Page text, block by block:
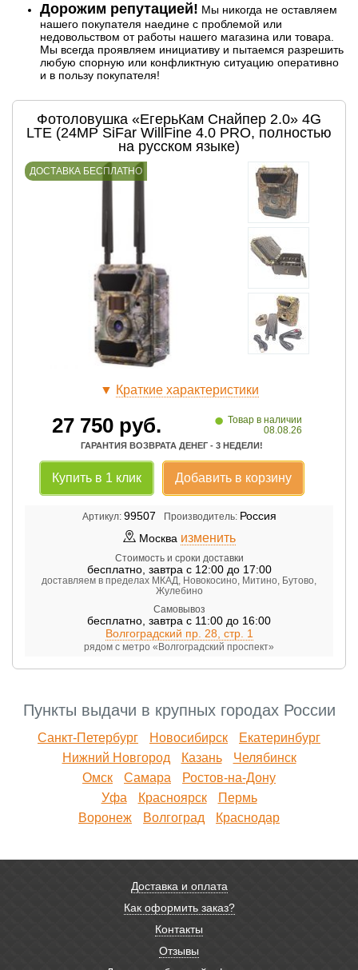
Дорожим репутацией! Мы никогда не оставляем
нашего покупателя наедине с проблемой или
недовольством от работы нашего магазина или товара.
Мы всегда проявляем инициативу и пытаемся разрешить
любую спорную или конфликтную ситуацию оперативно
и в пользу покупателя!
Фотоловушка «ЕгерьКам Снайпер 2.0» 4G
LTE (24MP SiFar WillFine 4.0 PRO, полностью
на русском языке)
ДОСТАВКА БЕСПЛАТНО
▼ Краткие характеристики
27 750руб. • Товар в наличии
08.08.26
ГАРАНТИЯ ВОЗВРАТА ДЕНЕГ - 3 НЕДЕЛИ!
Купить в 1 клик Добавить в корзину
Артикул: 99507 Производитель: Россия
Москва изменить
Стоимость и сроки доставки
бесплатно, завтра с 12:00 до 17:00
доставляем в пределах МКАД, Новокосино, Митино, Бутово,
Жулебино
Самовывоз
бесплатно, завтра с 11:00 до 16:00
Волгоградский пр. 28, стр. 1
рядом с метро «Волгоградский проспект»
Пункты выдачи в крупных городах России
Санкт-Петербург Новосибирск
Екатеринбург
Нижний Новгород
Казань
Челябинск
Омск
Самара
Ростов-на-Дону
Уфа
Красноярск
Пермь
Воронеж
Волгоград Краснодар
Доставка и оплата
Как оформить заказ?
Контакты
Отзывы